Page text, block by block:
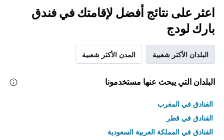
اعثر على نتائج أفضل لإقامتك في فندق
بارك لودج
البلدان الأكثر شعبية المدن الأكثر شعبية
البلدان التي يبحث عنها مستخدمونا
الفنادق في المغرب
الفنادق في قطر
الفنادق في المملكة العربية السعودية